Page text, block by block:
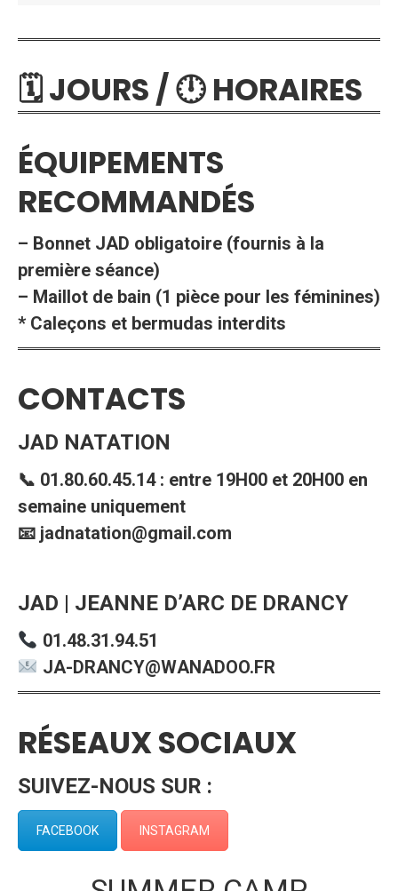
🗓 JOURS / 🕛 HORAIRES
ÉQUIPEMENTS
RECOMMANDÉS
– Bonnet JAD obligatoire (fournis à la
première séance)
– Maillot de bain (1 pièce pour les féminines)
* Caleçons et bermudas interdits
CONTACTS
JAD NATATION
📞 01.80.60.45.14 : entre 19H00 et 20H00 en
semaine uniquement
📧 jadnatation@gmail.com
JAD | JEANNE D’ARC DE DRANCY
01.48.31.94.51
JA-DRANCY@WANADOO.FR
RÉSEAUX SOCIAUX
SUIVEZ-NOUS SUR :
FACEBOOK INSTAGRAM